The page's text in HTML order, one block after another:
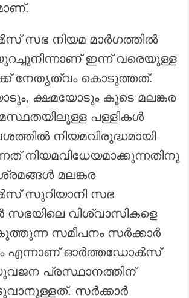
സഭ നിയമ മാർഗത്തിൽ
ഇന്ന് വരെയുള്ള
നേതൃത്വം കൊടുത്തത്.
ക്ഷമയോടും കൂടെ മലങ്കര
പള്ളികൾ
നിയമവിരുദ്ധമായി
നിയമവിധേയമാക്കുന്നതിനു
മലങ്കര
സുറിയാനി സഭ
വിശ്വാസികളെ
സമീപനം സർക്കാർ
എന്നാണ് ഓർത്തഡോൿസ്‌
പ്രസ്ഥാനത്തിന്
സർക്കാർ